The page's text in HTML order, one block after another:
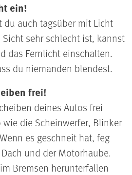
ein!
du auch tagsüber mit Licht
sehr schlecht ist, kannst
das Fernlicht einschalten.
du niemanden blendest.
frei!
deines Autos frei
wie die Scheinwerfer, Blinker
es geschneit hat, feg
und der Motorhaube.
Bremsen herunterfallen